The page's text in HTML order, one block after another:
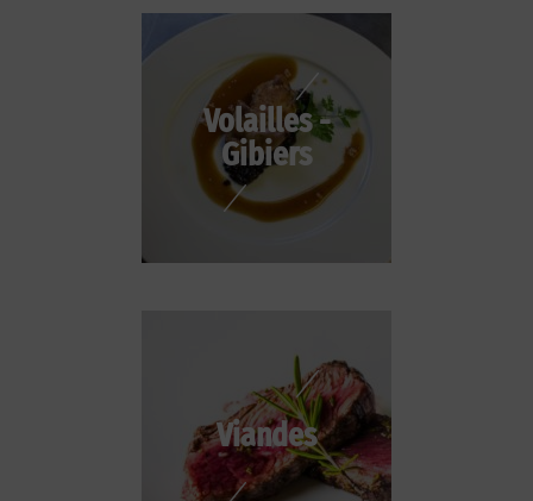
Volailles -
Gibiers
Viandes